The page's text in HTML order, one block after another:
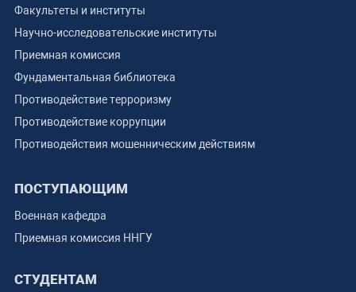
Факультеты и институты
Научно-исследовательские институты
Приемная комиссия
Фундаментальная библиотека
Противодействие терроризму
Противодействие коррупции
Противодействия мошенническим действиям
ПОСТУПАЮЩИМ
Военная кафедра
Приемная комиссия ННГУ
СТУДЕНТАМ